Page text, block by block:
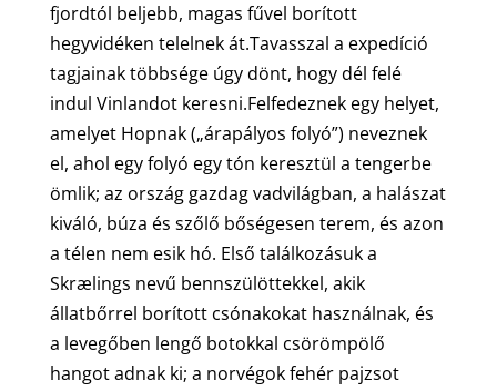
fjordtól beljebb, magas fűvel borított
hegyvidéken telelnek át.Tavasszal a expedíció
tagjainak többsége úgy dönt, hogy dél felé
indul Vinlandot keresni.Felfedeznek egy helyet,
amelyet Hopnak („árapályos folyó”) neveznek
el, ahol egy folyó egy tón keresztül a tengerbe
ömlik; az ország gazdag vadvilágban, a halászat
kiváló, búza és szőlő bőségesen terem, és azon
a télen nem esik hó. Első találkozásuk a
Skrælings nevű bennszülöttekkel, akik
állatbőrrel borított csónakokat használnak, és
a levegőben lengő botokkal csörömpölő
hangot adnak ki; a norvégok fehér pajzsot